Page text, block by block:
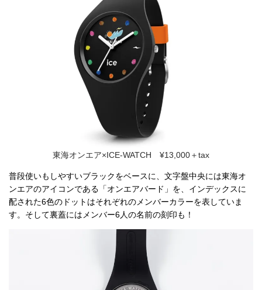
東海オンエア×ICE-WATCH ¥13,000＋tax
普段使いもしやすいブラックをベースに、文字盤中央には東海オ
ンエアのアイコンである「オンエアバード」を、インデックスに
配された6色のドットはそれぞれのメンバーカラーを表していま
す。そして裏蓋にはメンバー6人の名前の刻印も！